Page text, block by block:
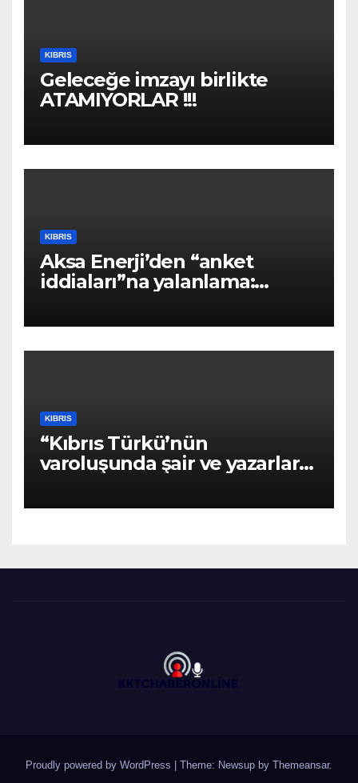
KIBRIS
Geleceğe imzayı birlikte
ATAMIYORLAR !!!
KIBRIS
Aksa Enerji’den “anket
iddiaları”na yalanlama:
haberler”
KIBRIS
“Kıbrıs Türkü’nün
varoluşunda şair ve yazarların
Proudly powered by WordPress | Theme: Newsup by Themeansar.